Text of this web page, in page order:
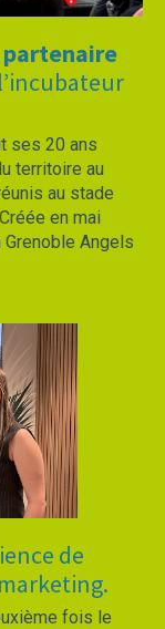
partenaire
ses 20 ans
territoire au
au stade
en mai
Grenoble Angels
de
fois le